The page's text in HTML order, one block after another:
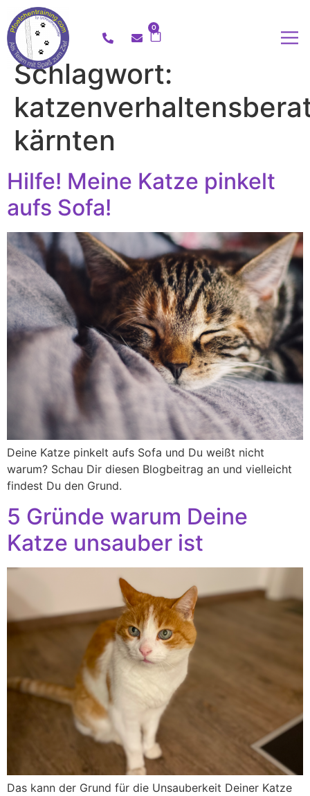
0
Schlagwort:
kärnten
Hilfe! Meine Katze pinkelt
aufs Sofa!
Deine Katze pinkelt aufs Sofa und Du weißt nicht
warum? Schau Dir diesen Blogbeitrag an und vielleicht
findest Du den Grund.
5 Gründe warum Deine
Katze unsauber ist
Das kann der Grund für die Unsauberkeit Deiner Katze